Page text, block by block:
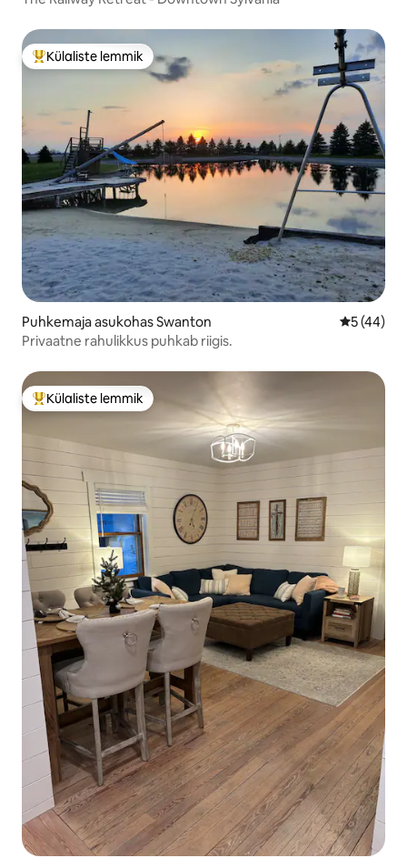
Külaliste suur lemmik
Külaliste lemmik
Puhkemaja asukohas Swanton Keskmine
5 (44)
Privaatne rahulikkus puhkab riigis.
Külaliste suur lemmik
Külaliste lemmik